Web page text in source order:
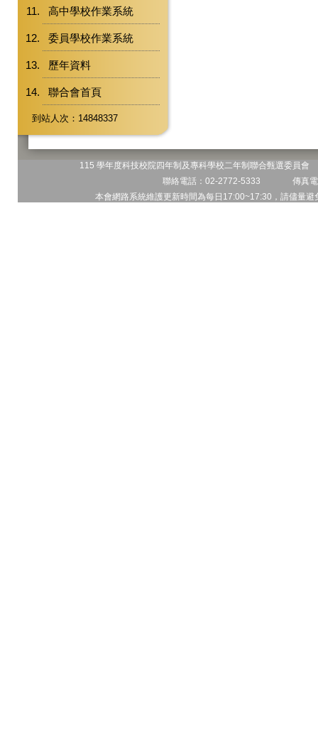
高中學校作業系統
委員學校作業系統
歷年資料
聯合會首頁
到站人次：14848337
115 學年度科技校院四年制及專科學校二年制聯合甄選委員
聯絡電話：02-2772-5333 傳真
本會網路系統維護更新時間為每日17:00~17:30，請儘量